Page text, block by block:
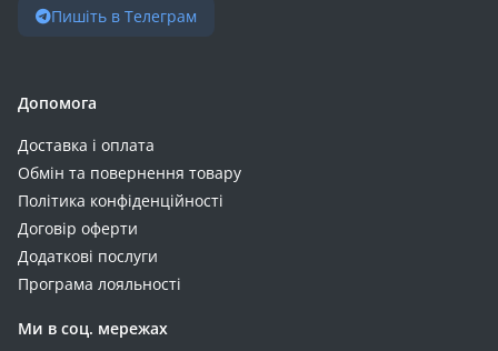
Пишіть в Телеграм
Допомога
Доставка і оплата
Обмін та повернення товару
Політика конфіденційності
Договір оферти
Додаткові послуги
Програма лояльності
Ми в соц. мережах